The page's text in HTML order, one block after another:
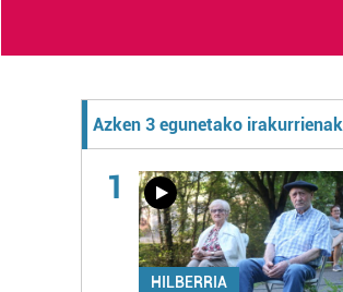
Azken 3 egunetako irakurrienak
1
HILBERRIA